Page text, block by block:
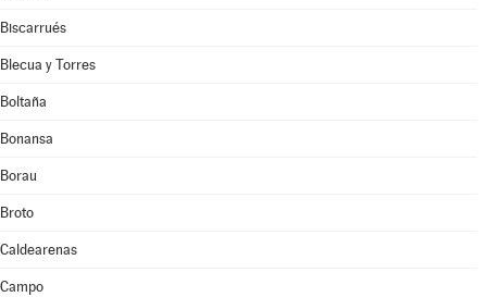
Biscarrués
Blecua y Torres
Boltaña
Bonansa
Borau
Broto
Caldearenas
Campo